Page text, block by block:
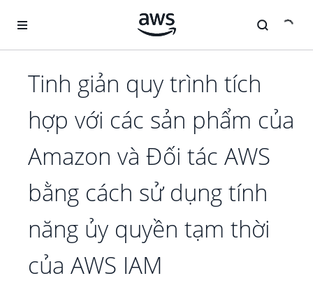
Tinh giản quy trình tích
hợp với các sản phẩm của
Amazon và Đối tác AWS
bằng cách sử dụng tính
năng ủy quyền tạm thời
của AWS IAM